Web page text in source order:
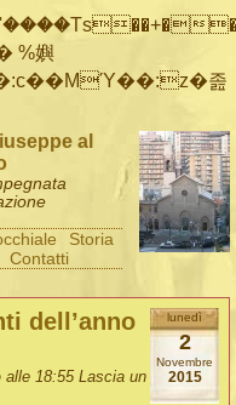
졾
al
Storia
Contatti
lunedì
2
Novembre
2015
dell’anno
alle 18:55 Lascia un